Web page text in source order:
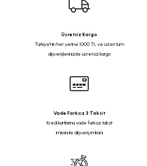
Ücretsiz Kargo
Türkiye'nin her yerine 1000 TL ve üzeri tüm
alışverişlerinizde ücretsiz kargo
Vade Farksız 3 Taksit
Kredi kartlarına vade farksız taksit
imkanı ile alışveriş imkanı